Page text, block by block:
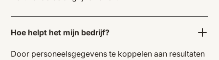
Hoe helpt het mijn bedrijf?
Door personeelsgegevens te koppelen aan resultaten